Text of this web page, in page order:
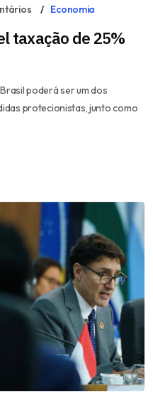
Economia
taxação de 25%
poderá ser um dos
protecionistas, junto como